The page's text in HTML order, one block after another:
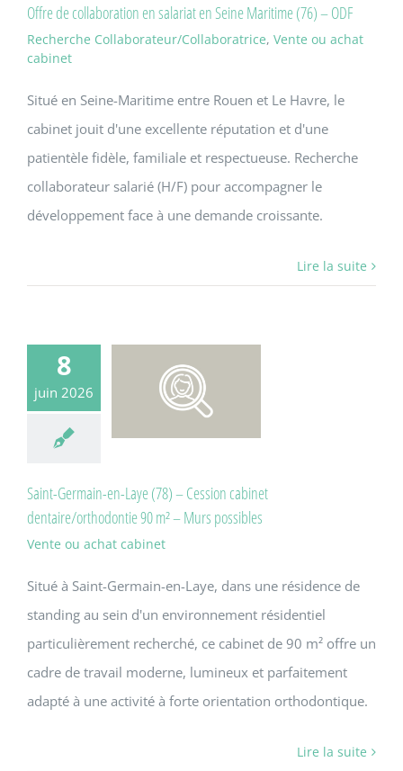
Offre de collaboration en salariat en Seine Maritime (76) – ODF
Recherche Collaborateur/Collaboratrice, Vente ou achat
cabinet
Situé en Seine-Maritime entre Rouen et Le Havre, le
cabinet jouit d'une excellente réputation et d'une
patientèle fidèle, familiale et respectueuse. Recherche
collaborateur salarié (H/F) pour accompagner le
développement face à une demande croissante.
Lire la suite
8
juin 2026
Saint-Germain-en-Laye (78) – Cession cabinet
dentaire/orthodontie 90 m² – Murs possibles
Vente ou achat cabinet
Situé à Saint-Germain-en-Laye, dans une résidence de
standing au sein d'un environnement résidentiel
particulièrement recherché, ce cabinet de 90 m² offre un
cadre de travail moderne, lumineux et parfaitement
adapté à une activité à forte orientation orthodontique.
Lire la suite